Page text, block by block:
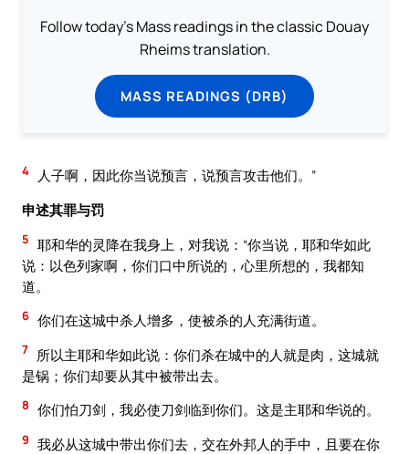
Follow today's Mass readings in the classic Douay
Rheims translation.
MASS READINGS (DRB)
4
人子啊，因此你当说预言，说预言攻击他们。”
申述其罪与罚
5 耶和华的灵降在我身上，对我说：“你当说，耶和华如此
说：以色列家啊，你们口中所说的，心里所想的，我都知
道。
6 你们在这城中杀人增多，使被杀的人充满街道。
7
所以主耶和华如此说：你们杀在城中的人就是肉，这城就
是锅；你们却要从其中被带出去。
8 你们怕刀剑，我必使刀剑临到你们。这是主耶和华说的。
9 我必从这城中带出你们去，交在外邦人的手中，且要在你